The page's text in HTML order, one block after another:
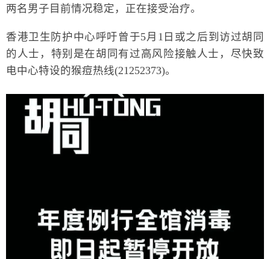
两名男子目前情况稳定，正在接受治疗。
香港卫生防护中心呼吁曾于5月1日或之后到访过胡同
的人士，特别是在胡同有过高风险接触人士，尽快致
电中心特设的猴痘热线(21252373)。